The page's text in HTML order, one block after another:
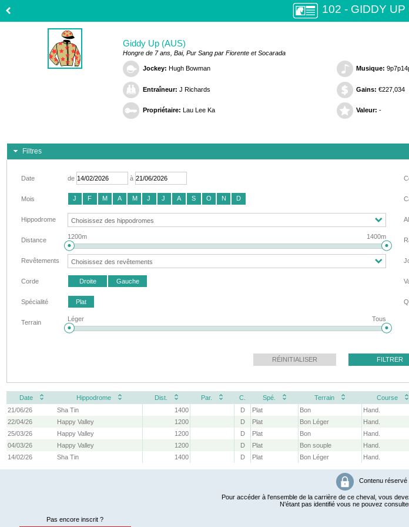
102 - GIDDY UP
Giddy Up (AUS)
Hongre de 7 ans, Bai, Pur Sang par Fiorente et Socarada
Jockey: Hugh Bowman
Entraîneur: J Richards
Propriétaire: Lau Lee Ka
Musique:
Gains: €227,034
Valeur: -
Filtres
Date de à
Mois J F M A M J J A S O N D
Hippodrome
Distance 1200m 1400m
Revêtements
Corde Droite Gauche
Spécialité Plat
Terrain Léger Tous
RÉINITIALISER FILTRER
Date Hippodrome Dist. Par. C. Spé. Terrain Course
21/06/26
Sha Tin 1400 D Plat Bon Hand.
22/04/26
Happy Valley 1200 D Plat Bon Léger Hand.
25/03/26
Happy Valley 1200 D Plat Bon Hand.
04/03/26
Happy Valley 1200 D Plat Bon souple Hand.
14/02/26
Sha Tin 1400 D Plat Bon Léger Hand.
Contenu
Pour accéder à l'ensemble de la carrière de ce cheval, vous
N'étant pas identifié vous ne pouvez
Pas encore inscrit ?